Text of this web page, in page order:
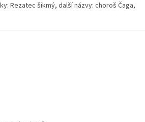
Rezatec šikmý, další názvy: choroš Čaga,